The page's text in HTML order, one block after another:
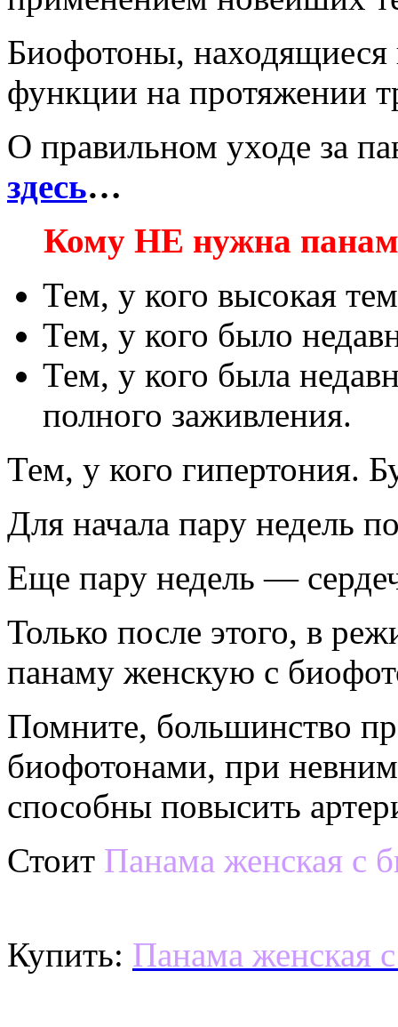
Биофотоны, находящиеся
функции на протяжении
О правильном уходе за
здесь…
Кому НЕ нужна
Тем, у кого высокая
Тем, у кого было
Тем, у кого была
полного заживления.
Тем, у кого гипертония.
Для начала пару недель
Еще пару недель —
Только после этого, в
панаму женскую c
Помните, большинство
биофотонами, при
способны повысить
Стоит Панама женская
Купить: Панама женская